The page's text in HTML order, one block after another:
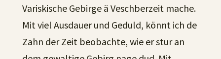
Variskische Gebirge ä Veschberzeit mache.
Mit viel Ausdauer und Geduld, könnt ich de
Zahn der Zeit beobachte, wie er stur an